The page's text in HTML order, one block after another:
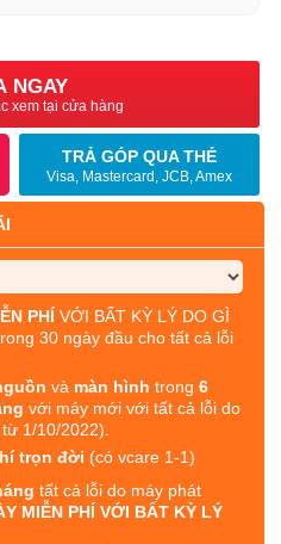
NGAY
xem tại cửa hàng
TRẢ GÓP QUA THẺ
Visa, Mastercard, JCB, Amex
PHÍ VỚI BẤT KỲ LÝ DO GÌ
30 ngày đầu cho tất cả lỗi
và màn hình trong6
với máy mới với tất cả lỗi do
1/10/2022).
trọn đời (có vcare 1-1)
tất cả lỗi do máy phát
MIỄN PHÍ VỚI BẤT KỲ LÝ